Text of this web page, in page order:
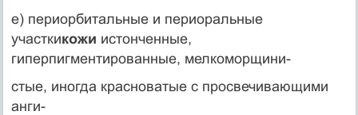
е) периорбитальные и периоральные
участкикожи ис­тонченные,
гиперпигментированные, мелкоморщини-
стые, иногда красноватые с просвечивающими
анги-